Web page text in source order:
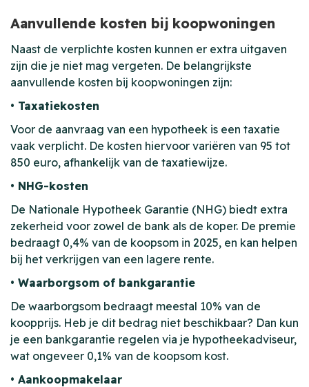
Aanvullende kosten bij koopwoningen
Naast de verplichte kosten kunnen er extra uitgaven
zijn die je niet mag vergeten. De belangrijkste
aanvullende kosten bij koopwoningen zijn:
• Taxatiekosten
Voor de aanvraag van een hypotheek is een taxatie
vaak verplicht. De kosten hiervoor variëren van 95 tot
850 euro, afhankelijk van de taxatiewijze.
• NHG-kosten
De Nationale Hypotheek Garantie (NHG) biedt extra
zekerheid voor zowel de bank als de koper. De premie
bedraagt 0,4% van de koopsom in 2025, en kan helpen
bij het verkrijgen van een lagere rente.
• Waarborgsom of bankgarantie
De waarborgsom bedraagt meestal 10% van de
koopprijs. Heb je dit bedrag niet beschikbaar? Dan kun
je een bankgarantie regelen via je hypotheekadviseur,
wat ongeveer 0,1% van de koopsom kost.
• Aankoopmakelaar